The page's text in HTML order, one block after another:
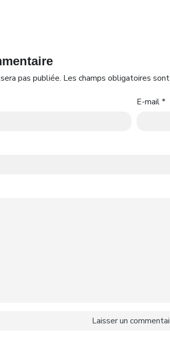
pas publiée. Les champs obligatoires
E-mail*